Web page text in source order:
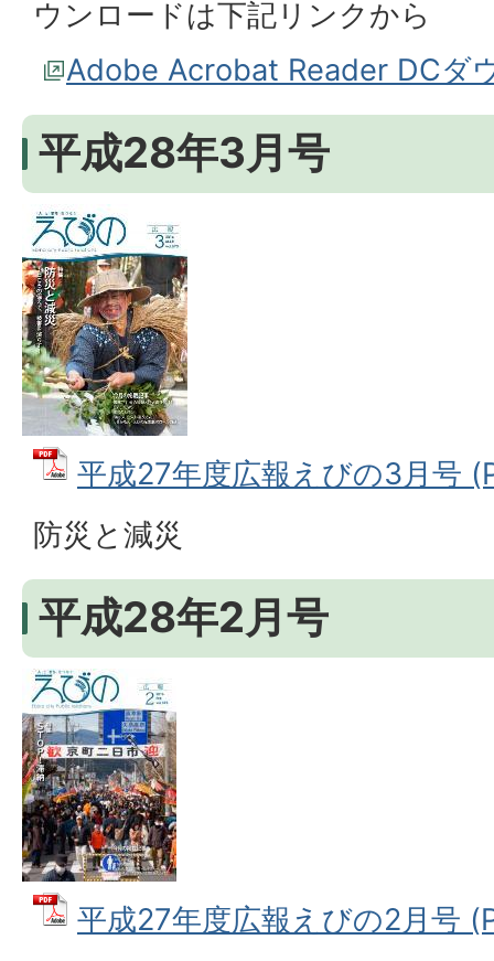
ウンロードは下記リンクから
Adobe Acrobat Reader DCダ
平成28年3月号
平成27年度広報えびの3月号
防災と減災
平成28年2月号
平成27年度広報えびの2月号